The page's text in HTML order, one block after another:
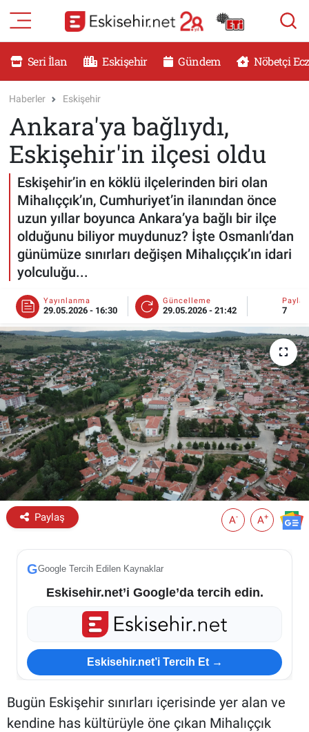
Seri İlan Eskişehir Gündem Nöbetçi
Haberler Eskişehir
Ankara'ya bağlıydı,
Eskişehir'in ilçesi oldu
Eskişehir’in en köklü ilçelerinden biri olan
Mihalıççık’ın, Cumhuriyet’in ilanından önce
uzun yıllar boyunca Ankara’ya bağlı bir ilçe
olduğunu biliyor muydunuz? İşte Osmanlı’dan
günümüze sınırları değişen Mihalıççık’ın idari
yolculuğu...
Yayınlanma
29.05.2026 - 16:30
Güncelleme
29.05.2026 - 21:42 7
Paylaş A- A+
GGoogle Tercih Edilen Kaynaklar
Eskisehir.net’i Google’da tercih edin.
Eskisehir.net’i Tercih Et →
Bugün Eskişehir sınırları içerisinde yer alan ve
kendine has kültürüyle öne çıkan Mihalıççık
RESMİ İLANLAR
DÜNYA
SAĞLIK
MAGAZİN
KADIN
TEKNOLOJİ
YEMEK
ESKİŞEHİR NÖBETÇİ ECZANELER
Eskişehir Haber İçerikleri
Eskişehir Hava Durumu
Eskişehir Tramvay Saatleri
Eskişehir Otobüs Saatleri
Eskişehir Nöbetçi Eczaneler
Eskişehir Namaz Vakitleri
Eskişehir Trafik Yoğunluk Haritası
Süper Lig Puan Durumu ve Fikstür
Tüm Manşetler
Son Dakika Haberleri
Haber Arşivi